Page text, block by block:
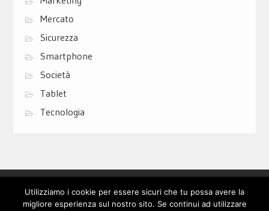
Mercato
Sicurezza
Smartphone
Società
Tablet
Tecnologia
Utilizziamo i cookie per essere sicuri che tu possa avere la
migliore esperienza sul nostro sito. Se continui ad utilizzare